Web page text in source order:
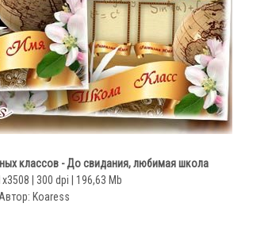
классов - До свидания, любимая школа
| 300 dpi | 196,63 Mb
Автор: Koaress